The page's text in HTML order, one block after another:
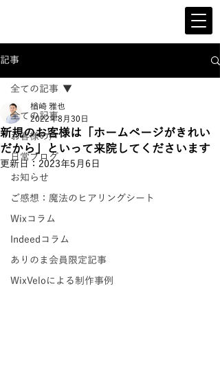
記事
全ての記事
お客様の声
日常ブログ
お知らせ
ご感想：魔法のヒアリングシート
Wixコラム
Indeedコラム
ありのま会員限定記事
WixVeloによる制作事例
全ての記事
新規のお客様は「ホームページがきれい
だから」といって来院してくださいます
楢崎 雅也
2022年8月30日
更新日： 2023年5月6日